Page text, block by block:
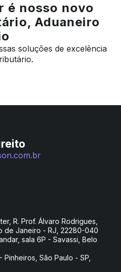
é nosso novo
Aduaneiro
soluções de excelência
R. Prof. Álvaro Rodrigues,
de Janeiro - RJ, 22280-040
sala 6P - Savassi, Belo
São Paulo - SP,